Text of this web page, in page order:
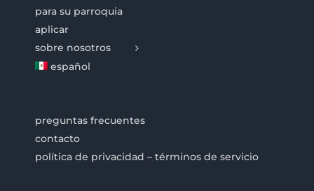
para su parroquia
aplicar
sobre nosotros
español
preguntas frecuentes
contacto
política de privacidad – términos de servicio